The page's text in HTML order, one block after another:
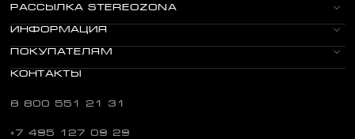
РАССЫЛКА STEREOZONA
ИНФОРМАЦИЯ
ПОКУПАТЕЛЯМ
КОНТАКТЫ
8 800 551 21 31
+7 495 127 09 29